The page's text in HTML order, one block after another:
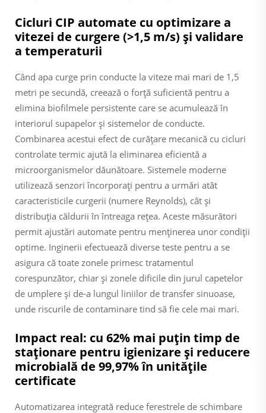
Cicluri CIP automate cu optimizare a
vitezei de curgere (>1,5 m/s) și validare
a temperaturii
Când apa curge prin conducte la viteze mai mari de 1,5
metri pe secundă, creează o forță suficientă pentru a
elimina biofilmele persistente care se acumulează în
interiorul supapelor și sistemelor de conducte.
Combinarea acestui efect de curățare mecanică cu cicluri
controlate termic ajută la eliminarea eficientă a
microorganismelor dăunătoare. Sistemele moderne
utilizează senzori încorporați pentru a urmări atât
caracteristicile curgerii (numere Reynolds), cât și
distribuția căldurii în întreaga rețea. Aceste măsurători
permit ajustări automate pentru menținerea unor condiții
optime. Inginerii efectuează diverse teste pentru a se
asigura că toate zonele primesc tratamentul
corespunzător, chiar și zonele dificile din jurul capetelor
de umplere și de-a lungul liniilor de transfer sinuoase,
unde riscurile de contaminare tind să fie cele mai mari.
Impact real: cu 62% mai puțin timp de
staționare pentru igienizare și reducere
microbială de 99,97% în unitățile
certificate
Automatizarea integrată reduce ferestrele de schimbare